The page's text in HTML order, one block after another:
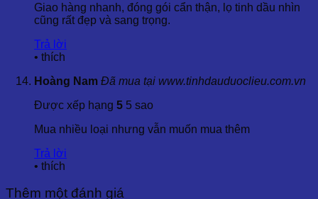
📧Email: vanhung1019@gmail.com
https://tinhdauduoclieu.com/
https://tinhdauthaoduoc.net/(Phiên bản cũ)
Giao hàng nhanh, đóng gói cẩn thận, lọ tinh dầu nhìn
cũng rất đẹp và sang trọng.
Trả lời
• thích
Hoàng Nam Đã mua tại www.tinhdauduoclieu.com.vn
Được xếp hạng 5 5 sao
Mua nhiều loại nhưng vẫn muốn mua thêm
Trả lời
• thích
Thêm một đánh giá